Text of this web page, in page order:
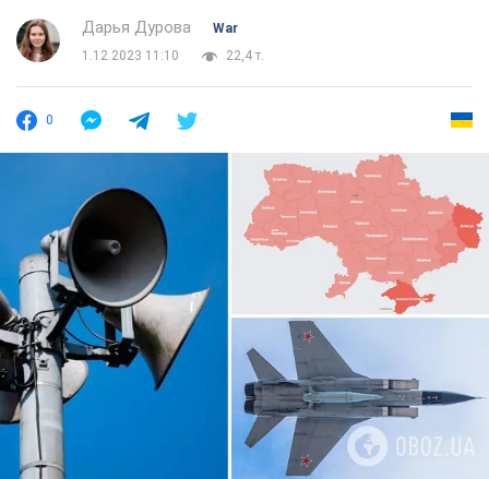
Дарья Дурова
War
1.12.2023 11:10
22,4 т.
0